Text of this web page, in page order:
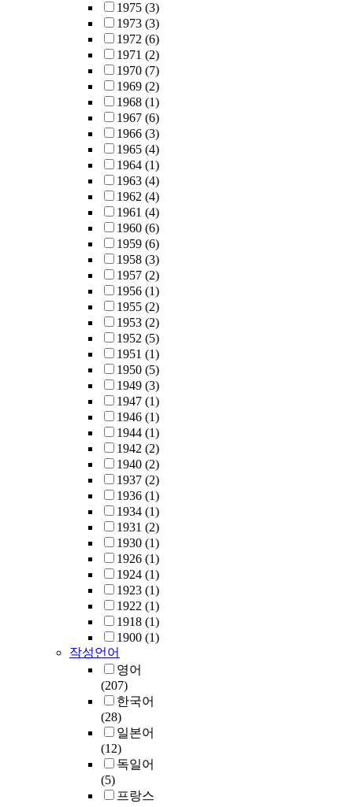
1975 (3)
1973 (3)
1972 (6)
1971 (2)
1970 (7)
1969 (2)
1968 (1)
1967 (6)
1966 (3)
1965 (4)
1964 (1)
1963 (4)
1962 (4)
1961 (4)
1960 (6)
1959 (6)
1958 (3)
1957 (2)
1956 (1)
1955 (2)
1953 (2)
1952 (5)
1951 (1)
1950 (5)
1949 (3)
1947 (1)
1946 (1)
1944 (1)
1942 (2)
1940 (2)
1937 (2)
1936 (1)
1934 (1)
1931 (2)
1930 (1)
1926 (1)
1924 (1)
1923 (1)
1922 (1)
1918 (1)
1900 (1)
작성언어
영어
(207)
한국어
(28)
일본어
(12)
독일어
(5)
프랑스